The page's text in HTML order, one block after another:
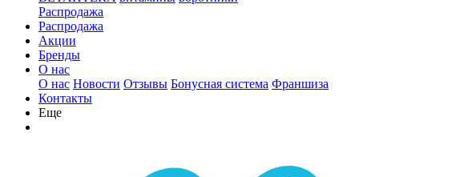
Распродажа
Распродажа
Акции
Бренды
О нас
О нас Новости Отзывы Бонусная система Франшиза
Контакты
Еще